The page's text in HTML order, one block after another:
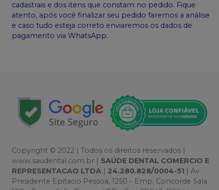
cadastrais e dos itens que constam no pedido. Fique
atento, após você finalizar seu pedido faremos a análise
e caso tudo esteja correto enviaremos os dados de
pagamento via WhatsApp.
Copyright © 2022 | Todos os direitos reservados |
www.saudental.com.br | SAÚDE DENTAL COMERCIO E
REPRESENTACAO LTDA | 24.280.828/0004-51 | Av.
Presidente Epitacio Pessoa, 1250 - Emp. Concorde Sala